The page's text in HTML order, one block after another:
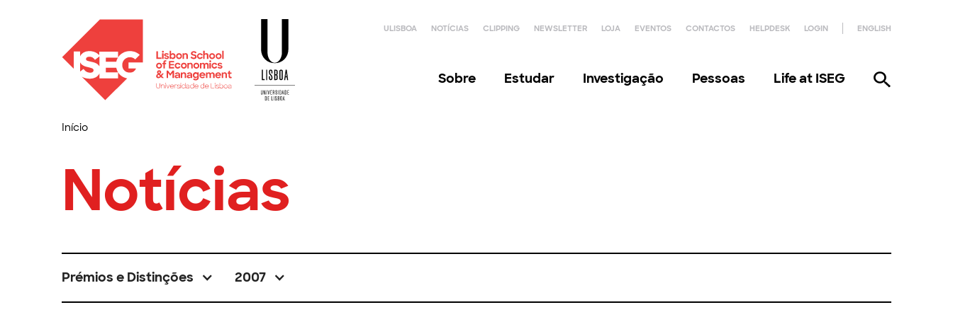
ULISBOA NOTÍCIAS CLIPPING NEWSLETTER LOJA EVENTOS CONTACTOS HELPDESK LOGIN ENGLISH
Sobre Estudar Investigação Pessoas Life at ISEG
Início
Notícias
Prémios e Distinções 2007